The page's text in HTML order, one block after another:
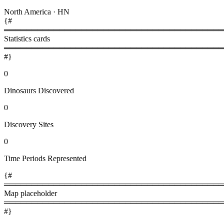
North America · HN
{#
Statistics cards
#}
0
Dinosaurs Discovered
0
Discovery Sites
0
Time Periods Represented
{#
Map placeholder
#}